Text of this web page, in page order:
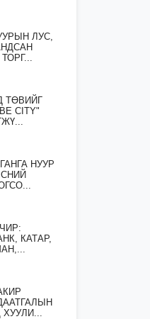
ЛУС,
ТӨВИЙГ
CITY"
НУУР
КАТАР,